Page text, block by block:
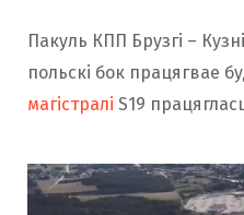
Пакуль КПП Брузгі –
польскі бок працягвае
магістралі S19